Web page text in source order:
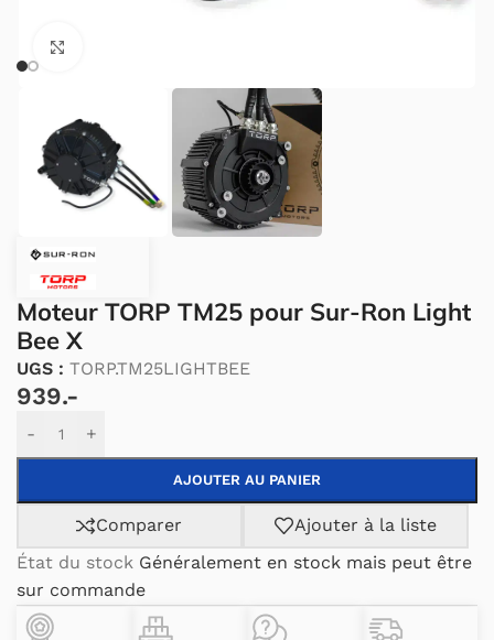
Moteur TORP TM25 pour Sur-Ron Light
Bee X
UGS : TORP.TM25LIGHTBEE
939.-
- +
AJOUTER AU PANIER
Alternative:
Comparer
Ajouter à la liste
État du stock Généralement en stock mais peut être
sur commande